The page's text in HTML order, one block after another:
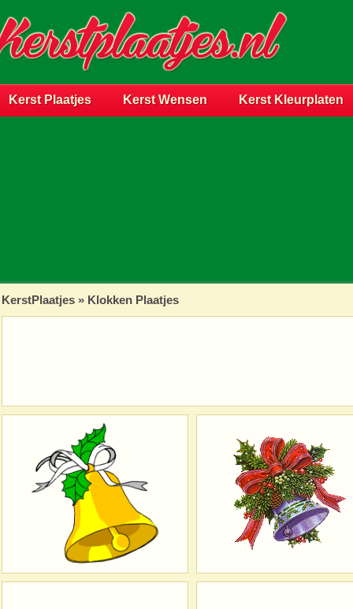
Kerst Plaatjes Kerst Wensen Kerst Kleurplaten
KerstPlaatjes » Klokken Plaatjes